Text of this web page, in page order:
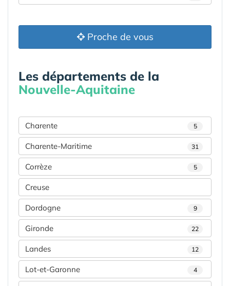
Proche de vous
Les départements de la
Nouvelle-Aquitaine
Charente 5
Charente-Maritime 31
Corrèze 5
Creuse
Dordogne 9
Gironde 22
Landes 12
Lot-et-Garonne 4